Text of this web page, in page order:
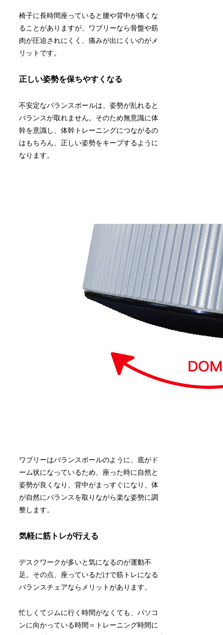
椅子に長時間座っていると腰や背中が痛くな
ることがありますが、ワブリーなら骨盤や筋
肉が圧迫されにくく、痛みが出にくいのがメ
リットです。
正しい姿勢を保ちやすくなる
不安定なバランスボールは、姿勢が乱れると
バランスが取れません。そのため無意識に体
幹を意識し、体幹トレーニングにつながるの
はもちろん、 正しい姿勢をキープするように
なります。
ワブリーはバランスボールのように、底がド
ーム状になっているため、座った時に自然と
姿勢が良くなり、背中がまっすぐになり、体
が自然にバランスを取りながら楽な姿勢に調
整します。
気軽に筋トレが行える
デスクワークが多いと気になるのが運動不
足。その点、座っているだけで筋トレになる
バランスチェアならメリットがあります。
忙しくてジムに行く時間がなくても、パソコ
ンに向かっている時間＝トレーニング時間に